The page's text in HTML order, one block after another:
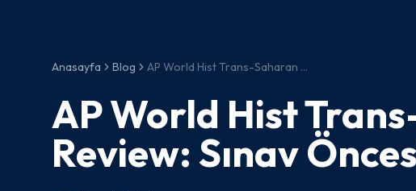
Anasayfa Blog AP World Hist Trans-Saharan Trade Review: Sınav Öncesi Özet
AP World Hist
Review: Sınav